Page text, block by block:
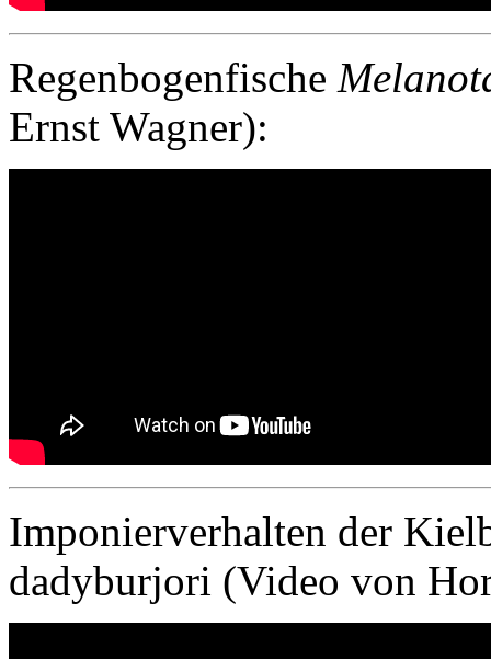
Regenbogenfische
Ernst Wagner):
Imponierverhalten der
dadyburjori (Video von